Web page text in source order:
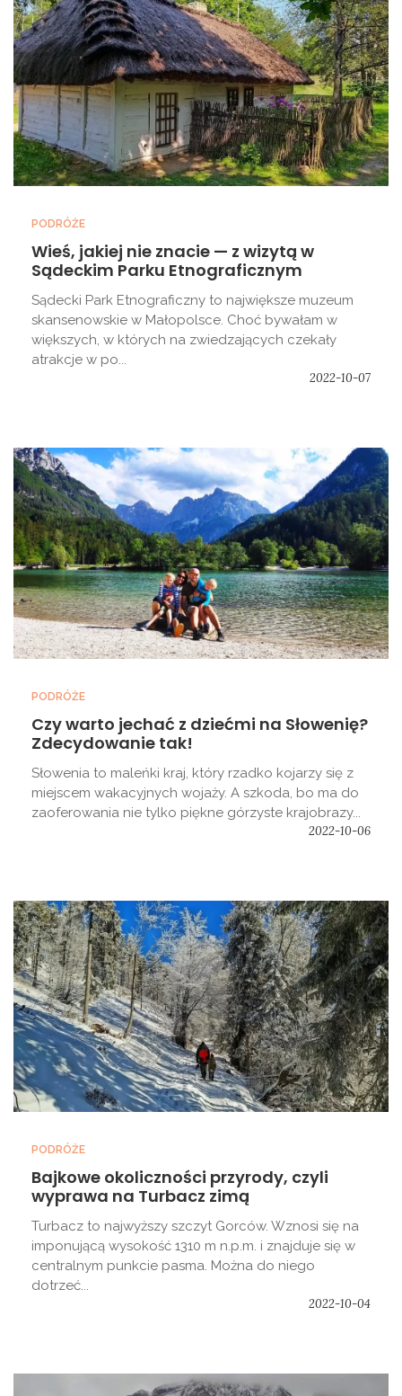
PODRÓŻE
Wieś, jakiej nie znacie — z wizytą w
Sądeckim Parku Etnograficznym
Sądecki Park Etnograficzny to największe muzeum
skansenowskie w Małopolsce. Choć bywałam w
większych, w których na zwiedzających czekały
atrakcje w po...
2022-10-07
PODRÓŻE
Czy warto jechać z dziećmi na Słowenię?
Zdecydowanie tak!
Słowenia to maleńki kraj, który rzadko kojarzy się z
miejscem wakacyjnych wojaży. A szkoda, bo ma do
zaoferowania nie tylko piękne górzyste krajobrazy...
2022-10-06
PODRÓŻE
Bajkowe okoliczności przyrody, czyli
wyprawa na Turbacz zimą
Turbacz to najwyższy szczyt Gorców. Wznosi się na
imponującą wysokość 1310 m n.p.m. i znajduje się w
centralnym punkcie pasma. Można do niego
dotrzeć...
2022-10-04